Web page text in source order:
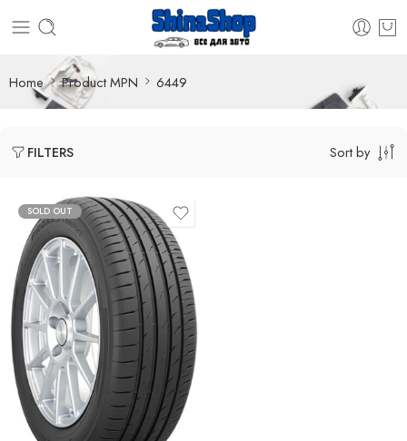
Home Product MPN 6449
FILTERS Sort by
SOLD OUT